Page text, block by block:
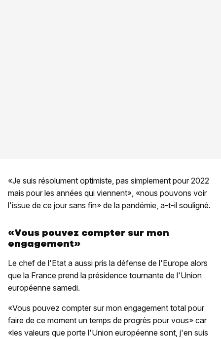
«Je suis résolument optimiste, pas simplement pour 2022
mais pour les années qui viennent», «nous pouvons voir
l'issue de ce jour sans fin» de la pandémie, a-t-il souligné.
«Vous pouvez compter sur mon
engagement»
Le chef de l'Etat a aussi pris la défense de l'Europe alors
que la France prend la présidence tournante de l'Union
européenne samedi.
«Vous pouvez compter sur mon engagement total pour
faire de ce moment un temps de progrès pour vous» car
«les valeurs que porte l'Union européenne sont, j'en suis